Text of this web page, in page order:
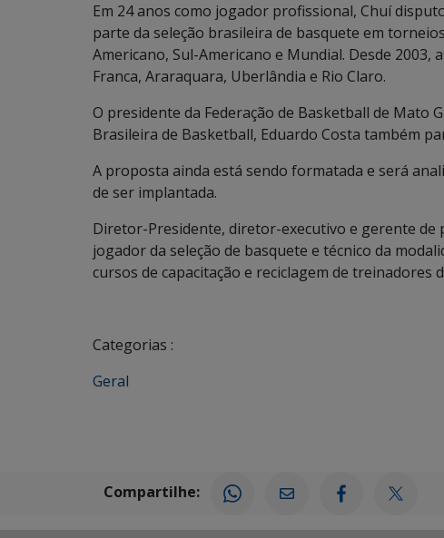
Em 24 anos como jogador profissional, Chuí
parte da seleção brasileira de basquete em
Americano, Sul-Americano e Mundial. Desde
Franca, Araraquara, Uberlândia e Rio Claro.
O presidente da Federação de Basketball de Mato
Brasileira de Basketball, Eduardo Costa também
A proposta ainda está sendo formatada e será
de ser implantada.
Diretor-Presidente, diretor-executivo e gerente de
jogador da seleção de basquete e técnico da
cursos de capacitação e reciclagem de treinadores
Categorias :
Geral
Compartilhe: